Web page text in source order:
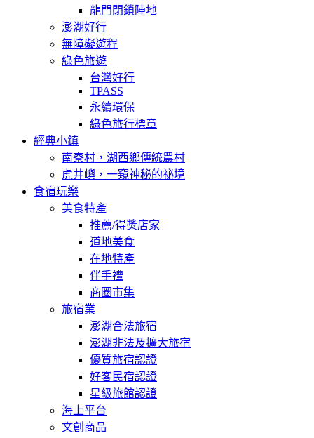
龍門閉鎖陣地
澎湖好行
無障礙遊程
綠色旅遊
台灣好行
TPASS
永續環保
綠色旅行標章
經典小鎮
南寮村，湖西鄉傳統農村
虎井嶼，一窺神秘的祕境
食宿玩樂
美食特產
推薦/得獎店家
道地美食
在地特產
伴手禮
商圈市集
旅宿業
澎湖合法旅宿
澎湖非法及擴大旅宿
優質旅宿認證
好客民宿認證
星級旅館認證
海上平台
文創商品